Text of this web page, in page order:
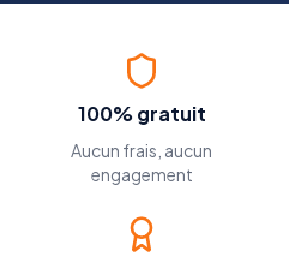
100% gratuit
Aucun frais, aucun
engagement